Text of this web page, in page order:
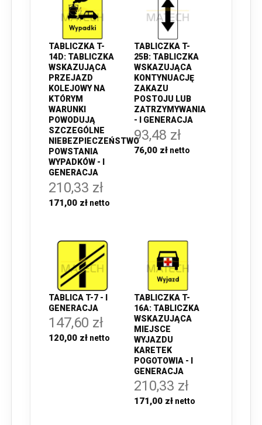
TABLICZKA T-
14D: TABLICZKA
WSKAZUJĄCA
PRZEJAZD
KOLEJOWY NA
KTÓRYM
WARUNKI
POWODUJĄ
SZCZEGÓLNE
NIEBEZPIECZEŃSTWO
POWSTANIA
WYPADKÓW - I
GENERACJA
210,33 zł
171,00 zł
TABLICZKA T-
25B: TABLICZKA
WSKAZUJĄCA
KONTYNUACJĘ
ZAKAZU
POSTOJU LUB
ZATRZYMYWANIA
- I GENERACJA
93,48 zł
76,00 zł
TABLICA T-7 - I
GENERACJA
147,60 zł
120,00 zł
TABLICZKA T-
16A: TABLICZKA
WSKAZUJĄCA
MIEJSCE
WYJAZDU
KARETEK
POGOTOWIA - I
GENERACJA
210,33 zł
171,00 zł